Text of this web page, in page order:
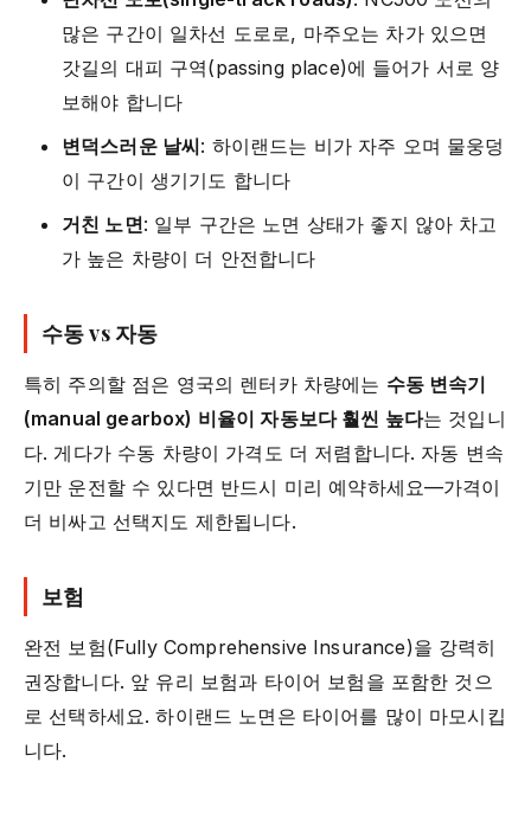
많은 구간이 일차선 도로로, 마주오는 차가 있으면
갓길의 대피 구역(passing place)에 들어가 서로 양
보해야 합니다
변덕스러운 날씨: 하이랜드는 비가 자주 오며 물웅덩
이 구간이 생기기도 합니다
거친 노면: 일부 구간은 노면 상태가 좋지 않아 차고
가 높은 차량이 더 안전합니다
수동 vs 자동
특히 주의할 점은 영국의 렌터카 차량에는 수동 변속기
(manual gearbox) 비율이 자동보다 훨씬 높다는 것입니
다. 게다가 수동 차량이 가격도 더 저렴합니다. 자동 변속
기만 운전할 수 있다면 반드시 미리 예약하세요—가격이
더 비싸고 선택지도 제한됩니다.
보험
완전 보험(Fully Comprehensive Insurance)을 강력히
권장합니다. 앞 유리 보험과 타이어 보험을 포함한 것으
로 선택하세요. 하이랜드 노면은 타이어를 많이 마모시킵
니다.